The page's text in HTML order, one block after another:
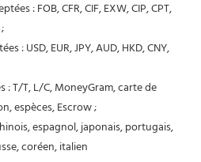
espèces, Escrow ;
coréen, italien